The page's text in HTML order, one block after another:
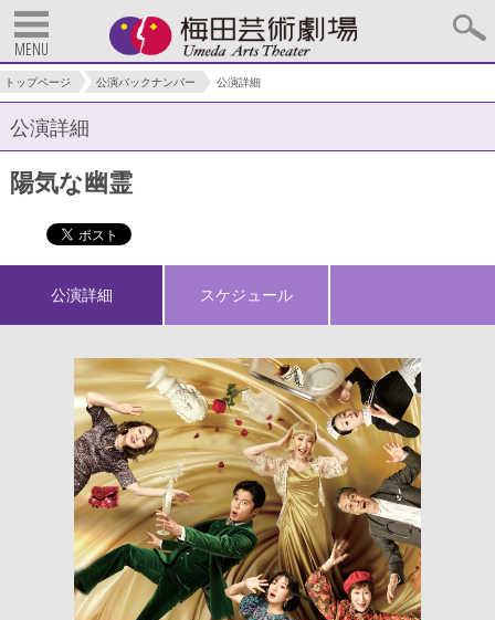
MENU
トップページ 公演バックナンバー 公演詳細
公演詳細
陽気な幽霊
公演詳細 スケジュール